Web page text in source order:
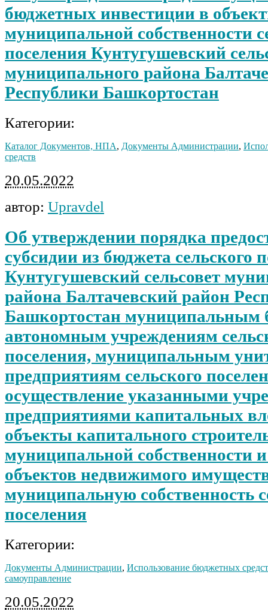
бюджетных инвестиции в
муниципальной собственности
поселения Кунтугушевский
муниципального района
Республики Башкортостан
Категории:
Каталог Документов, НПА, Документы Администрации,
средств
20.05.2022
автор: Upravdel
Об утверждении порядка
субсидии из бюджета сельского
Кунтугушевский сельсовет
района Балтачевский район
Башкортостан
автономным учреждениям
поселения, муниципальным
предприятиям сельского
осуществление указанными
предприятиями капитальных
объекты капитального
муниципальной собственности
объектов недвижимого
муниципальную собственность
поселения
Категории:
Документы Администрации, Использование бюджетных
самоуправление
20.05.2022